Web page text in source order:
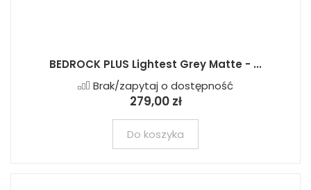
BEDROCK PLUS Lightest Grey Matte - ...
Brak/zapytaj o dostępność
279,00 zł
Do koszyka